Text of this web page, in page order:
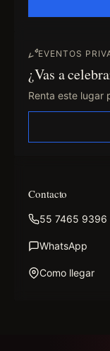
EVENTOS
¿Vas a
Renta este lugar
Contacto
55 7465 9396
WhatsApp
Como llegar